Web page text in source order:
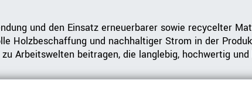
und den Einsatz erneuerbarer sowie recycelter
Holzbeschaffung und nachhaltiger Strom in der
Arbeitswelten beitragen, die langlebig, hochwertig